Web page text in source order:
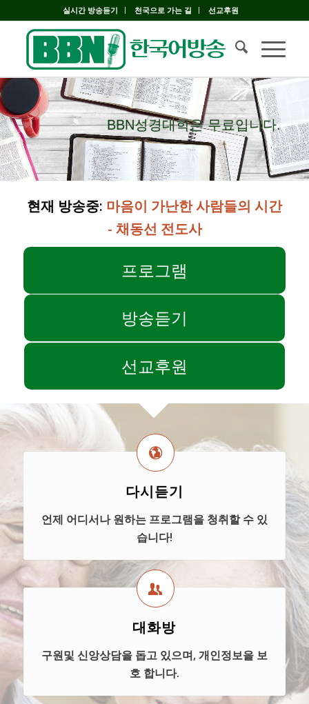
실시간 방송듣기 천국으로 가는 길 선교후원
BBN성경대학은 무료입니다.
BBN성경대학은 무료입니다.
현재 방송중: 마음이 가난한 사람들의 시간
- 채동선 전도사
프로그램
방송듣기
선교후원
다시듣기
언제 어디서나 원하는 프로그램을 청취할 수 있
습니다!
대화방
구원및 신앙상담을 돕고 있으며, 개인정보을 보
호 합니다.